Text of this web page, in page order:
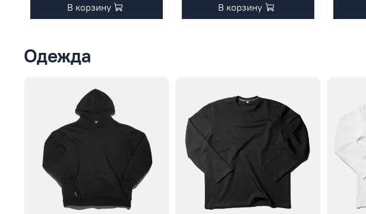
В корзину В корзину
Одежда